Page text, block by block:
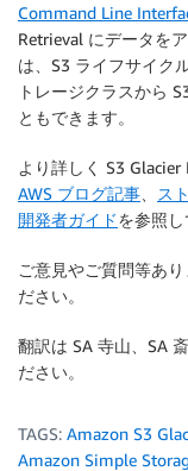
Command Line
Retrieval にデータを
は、S3 ライフサイク
トレージクラスから
ともできます。
より詳しく S3 Glacier
AWS ブログ記事
ス
開発者ガイドを参照し
ご意見やご質問等あ
ださい。
翻訳は SA 寺山、SA
ださい。
TAGS: Amazon S3
Amazon Simple